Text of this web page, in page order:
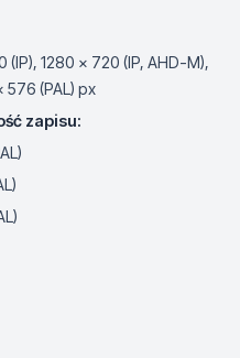
(IP), 1280 x 720 (IP, AHD-M),
576 (PAL) px
zapisu: